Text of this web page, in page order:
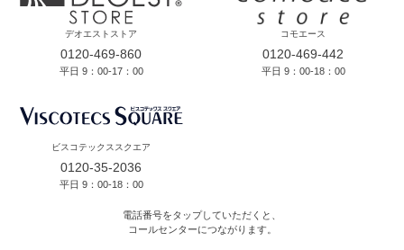
デオエストストア
0120-469-860
平日 9：00-17：00
コモエース
0120-469-442
平日 9：00-18：00
ビスコテックススクエア
0120-35-2036
平日 9：00-18：00
電話番号をタップしていただくと、
コールセンターにつながります。